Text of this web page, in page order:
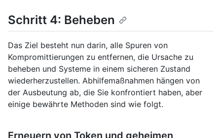
Schritt 4: Beheben
Das Ziel besteht nun darin, alle Spuren von
Kompromittierungen zu entfernen, die Ursache zu
beheben und Systeme in einem sicheren Zustand
wiederherzustellen. Abhilfemaßnahmen hängen von
der Ausbeutung ab, die Sie konfrontiert haben, aber
einige bewährte Methoden sind wie folgt.
Erneuern von Token und geheimen